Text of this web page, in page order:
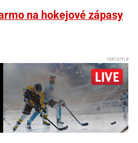
na hokejové zápasy